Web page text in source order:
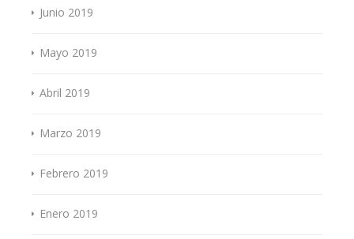
Junio 2019
Mayo 2019
Abril 2019
Marzo 2019
Febrero 2019
Enero 2019